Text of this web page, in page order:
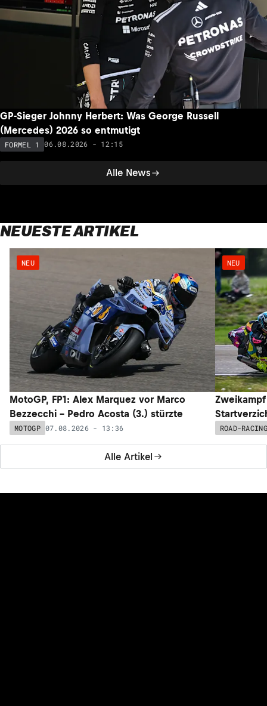
Alle News
GP-Sieger Johnny Herbert: Was George Russell
(Mercedes) 2026 so entmutigt
FORMEL 1 06.08.2026 - 12:15
NEUESTE ARTIKEL
Alle Artikel
NEU
MotoGP, FP1: Alex Marquez vor Marco
Bezzecchi – Pedro Acosta (3.) stürzte
MOTOGP 07.08.2026 - 13:36
NEU
ROAD-RACING